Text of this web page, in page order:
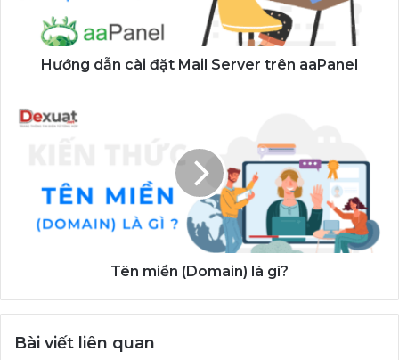
aaPanel
Hướng dẫn cài đặt Mail Server trên aaPanel
miền
Tên miền (Domain) là gì?
Bài viết liên quan